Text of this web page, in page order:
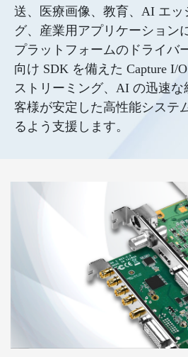
送、医療画像、教育、AI エッ
グ、産業用アプリケーション
プラットフォームのドライバ
向け SDK を備えた Capture I/
ストリーミング、AI の迅速
客様が安定した高性能システ
るよう支援します。